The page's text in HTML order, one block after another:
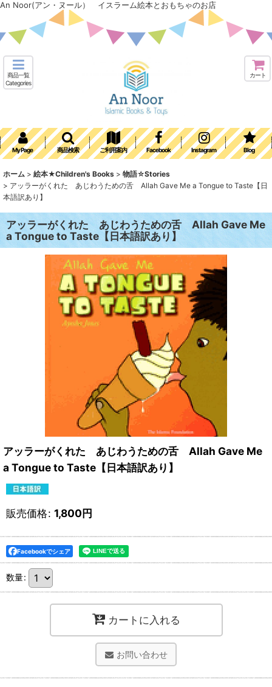
An Noor(アン・ヌール） イスラーム絵本とおもちゃのお店
商品一覧
Categories
カート
My Page 商品検索 ご利用案内 Facebook Instagram Blog
ホーム > 絵本★Children's Books > 物語☆Stories
> アッラーがくれた あじわうための舌 Allah Gave Me a Tongue to Taste【日
本語訳あり】
アッラーがくれた あじわうための舌 Allah Gave Me
a Tongue to Taste【日本語訳あり】
アッラーがくれた あじわうための舌 Allah Gave Me
a Tongue to Taste【日本語訳あり】
販売価格: 1,800円
Facebookでシェア
数量:
カートに入れる
お問い合わせ